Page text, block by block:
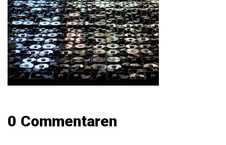
0 Commentaren